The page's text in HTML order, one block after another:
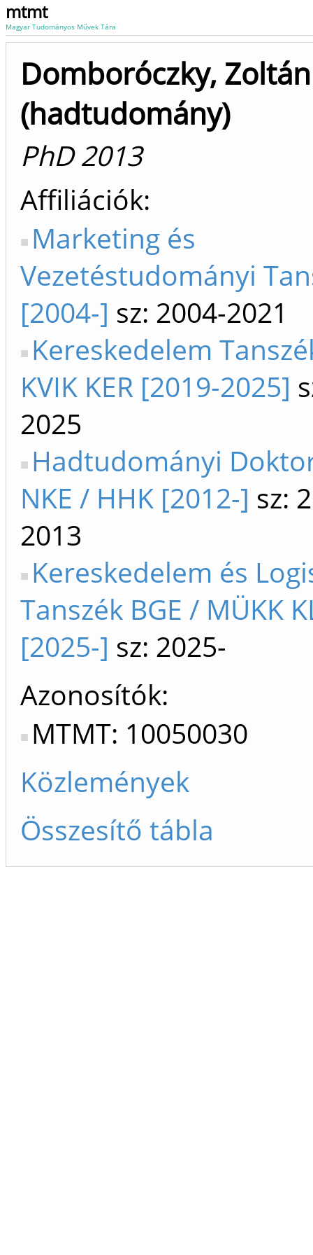
mtmt
Magyar Tudományos Művek Tára
Domboróczky, Zoltán
(hadtudomány)
PhD 2013
Affiliációk
Marketing és
Vezetéstudományi
[2004-] sz: 2004-2021
Kereskedelem
KVIK KER [2019-2025]
2025
Hadtudományi
NKE / HHK [2012-] sz:
2013
Kereskedelem és
Tanszék BGE / MÜKK
[2025-] sz: 2025-
Azonosítók
MTMT: 10050030
Közlemények
Összesítő tábla